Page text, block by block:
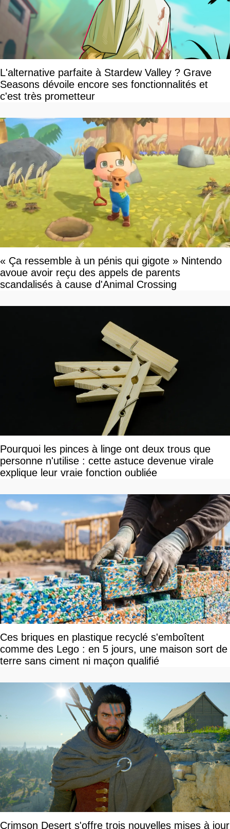
L'alternative parfaite à Stardew Valley ? Grave
Seasons dévoile encore ses fonctionnalités et
c'est très prometteur
« Ça ressemble à un pénis qui gigote » Nintendo
avoue avoir reçu des appels de parents
scandalisés à cause d'Animal Crossing
Pourquoi les pinces à linge ont deux trous que
personne n'utilise : cette astuce devenue virale
explique leur vraie fonction oubliée
Ces briques en plastique recyclé s'emboîtent
comme des Lego : en 5 jours, une maison sort de
terre sans ciment ni maçon qualifié
Crimson Desert s'offre trois nouvelles mises à jour